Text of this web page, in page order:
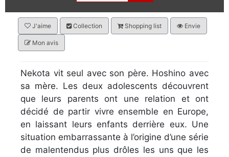
J'aime Collection Shopping list Envie
Mon avis
Nekota vit seul avec son père. Hoshino avec
sa mère. Les deux adolescents découvrent
que leurs parents ont une relation et ont
décidé de partir vivre ensemble en Europe,
en laissant leurs enfants derrière eux. Une
situation embarrassante à l’origine d’une série
de malentendus plus drôles les uns que les